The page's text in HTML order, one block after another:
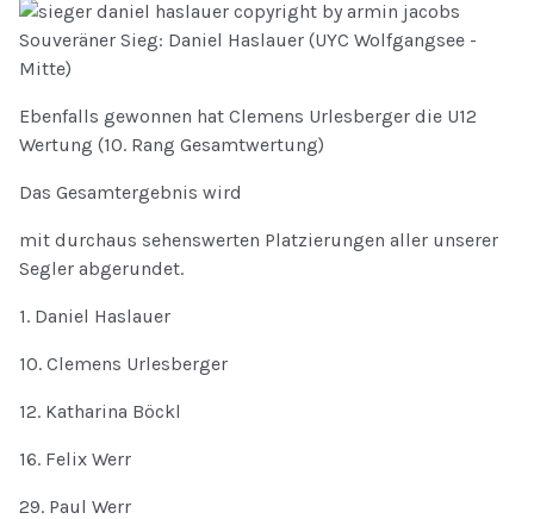
Souveräner Sieg: Daniel Haslauer (UYC Wolfgangsee -
Mitte)
Ebenfalls gewonnen hat Clemens Urlesberger die U12
Wertung (10. Rang Gesamtwertung)
Das Gesamtergebnis wird
mit durchaus sehenswerten Platzierungen aller unserer
Segler abgerundet.
1. Daniel Haslauer
10. Clemens Urlesberger
12. Katharina Böckl
16. Felix Werr
29. Paul Werr